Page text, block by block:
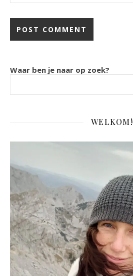
Waar ben je naar op zoek?
WELKOM!